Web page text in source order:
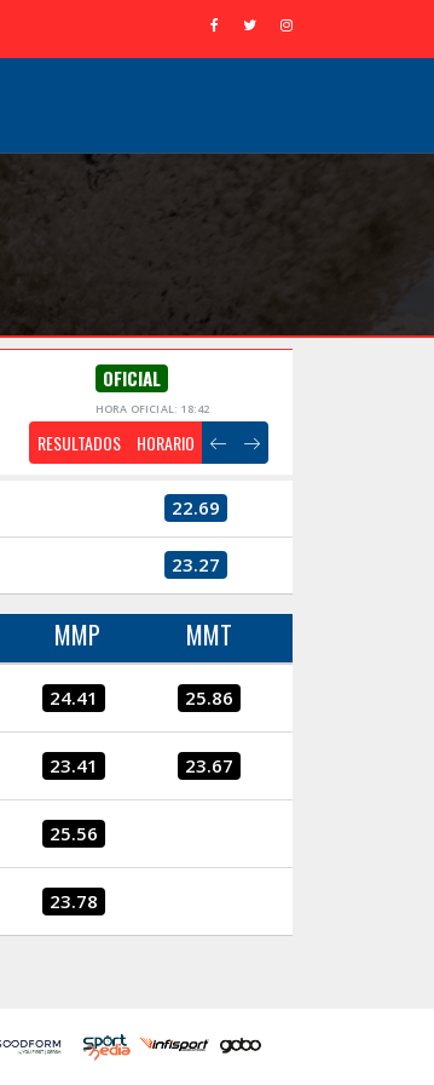
OFICIAL
HORA OFICIAL: 18:42
RESULTADOS HORARIO
22.69
23.27
MMP MMT
24.41 25.86
23.41 23.67
25.56
23.78